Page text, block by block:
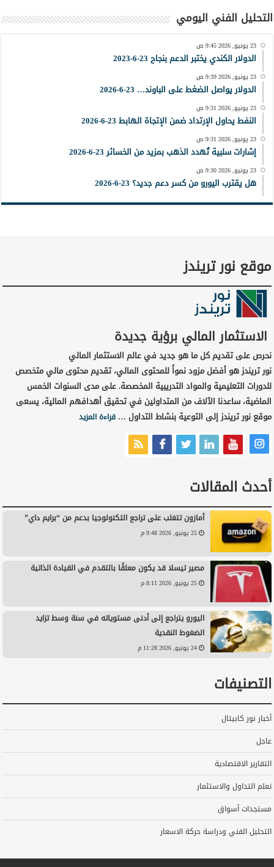
التحليل الفني اليومي
23 يونيو, 2026 9:45 ص
الدولار الكندي يختبر الدعم بنجاح 23-6-2023
23 يونيو, 2026 9:39 ص
الدولار يواصل الضغط على الباوند… 23-6-2026
23 يونيو, 2026 9:31 ص
النفط يحاول الإرتداد ضمن الإتجاة الهابط 23-6-2026
23 يونيو, 2026 9:31 ص
إشارات سلبية تُهدد الذهب بمزيد من الخسائر 23-6-2026
23 يونيو, 2026 9:30 ص
هل يقترب اليورو من كسر دعم جديد؟ 23-6-2026
موقع نور تريندز
الاستثمار المالي برؤية جديدة
نحرص على تقديم كل ما هو جديد في عالم الاستثمار المالي
نور تريندز هو أفضل مزود نمواً للمحتوى المالي، تقديم محتوى مالي متخصص
للدورات التعليمية والمواد التدريبية المخصصة. على مدى السنوات الخمس
الماضية، ساعدنا الآلاف من المتداولين في تحقيق أهدافهم المالية، يسعى
موقع نور تريندز إلى التوعية بنشاط التداول …قراءة المزيد
أحدث المقالات
أمازون تتغلب على تراجع التكنولوجيا بدعم من “برايم داي”
25 يونيو, 2026 9:48 م
مصير تيسلا قد يكون معلقًا بالتقدم في القيادة الذاتية
25 يونيو, 2026 8:11 م
اليورو يتراجع إلى أدنى مستوياته في سنة وسط تزايد
الضغوط النقدية
24 يونيو, 2026 11:28 م
التصنيفات
أخبار نور كابيتال
عاجل
التقارير الاقتصادية
تعلم التداول والاستثمار
مستجدات أسواق
التحليل الفني ودراسة حركة الاسعار